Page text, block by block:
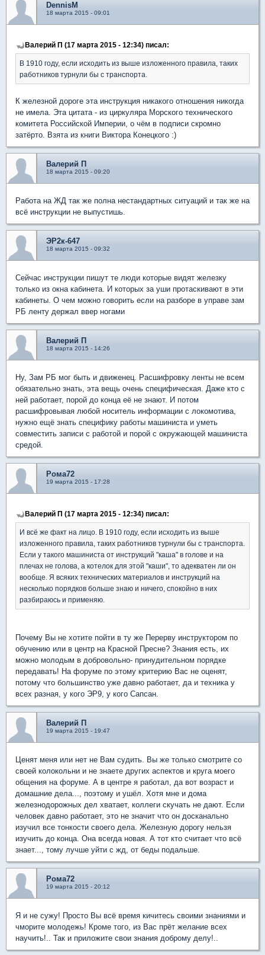
DennisM
18 марта 2015 - 09:01
Валерий П (17 марта 2015 - 12:34) писал:
В 1910 году, если исходить из выше изложенного правила, таких
работников турнули бы с транспорта.
К железной дороге эта инструкция никакого отношения никогда
не имела. Эта цитата - из циркуляра Морского технического
комитета Российской Империи, о чём в подписи скромно
затёрто. Взята из книги Виктора Конецкого :)
Валерий П
18 марта 2015 - 09:20
Работа на ЖД так же полна нестандартных ситуаций и так же на
всё инструкции не выпустишь.
ЭР2к-647
18 марта 2015 - 09:32
Сейчас инструкции пишут те люди которые видят железку
только из окна кабинета. И которых за уши протаскивают в эти
кабинеты. О чем можно говорить если на разборе в управе зам
РБ ленту держал ввер ногами
Валерий П
18 марта 2015 - 14:26
Ну, Зам РБ мог быть и движенец. Расшифровку ленты не всем
обязательно знать, эта вещь очень специфическая. Даже кто с
ней работает, порой до конца её не знают. И потом
расшифровывая любой носитель информации с локомотива,
нужно ещё знать специфику работы машиниста и уметь
совместить записи с работой и порой с окружающей машиниста
средой.
Рома72
19 марта 2015 - 17:28
Валерий П (17 марта 2015 - 12:34) писал:
И всё же факт на лицо. В 1910 году, если исходить из выше
изложенного правила, таких работников турнули бы с транспорта.
Если у такого машиниста от инструкций "каша" в голове и на
плечах не голова, а котелок для этой "каши", то адекватен ли он
вообще. Я всяких технических материалов и инструкций на
несколько порядков больше знаю и ничего, спокойно в них
разбираюсь и применяю.
Почему Вы не хотите пойти в ту же Перерву инструктором по
обучению или в центр на Красной Пресне? Знания есть, их
можно молодым в добровольно- принудительном порядке
передавать! На форуме по этому критерию Вас не оценят,
потому что большинство уже давно работает, да и техника у
всех разная, у кого ЭР9, у кого Сапсан.
Валерий П
19 марта 2015 - 19:47
Ценят меня или нет не Вам судить. Вы же только смотрите со
своей колокольни и не знаете других аспектов и круга моего
общения на форуме. А в центре я работал, да вот возраст и
домашние дела..., поэтому и ушёл. Хотя мне и дома
железнодорожных дел хватает, коллеги скучать не дают. Если
человек давно работает, это не значит что он досканально
изучил все тонкости своего дела. Железную дорогу нельзя
изучить до конца. Она всегда новая. А тот кто считает что всё
знает..., тому лучше уйти с жд, от беды подальше.
Рома72
19 марта 2015 - 20:12
Я и не сужу! Просто Вы всё время кичитесь своими знаниями и
чморите молодежь! Кроме того, из Вас прёт желание всех
научить!.. Так и приложите свои знания доброму делу!..